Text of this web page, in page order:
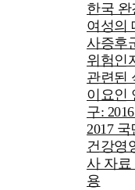
한국 완
여성의
사증후
위험인
관련된
이요인
구:
2017 국
건강영
사 자료
용